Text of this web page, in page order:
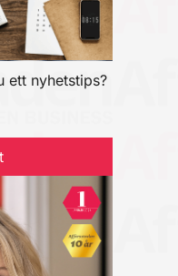
ett nyhetstips?